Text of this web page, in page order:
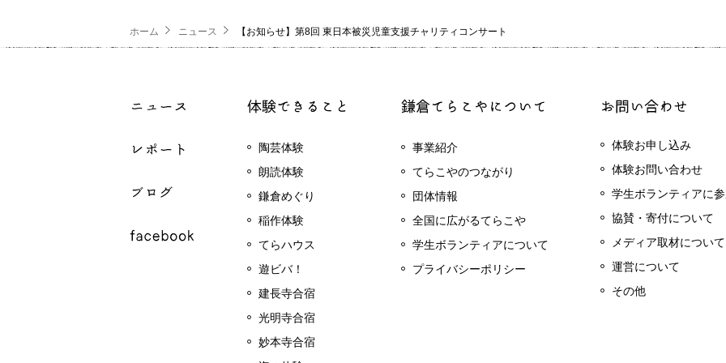
ホーム ニュース 【お知らせ】第8回 東日本被災児童支援チャリティコンサート
陶芸体験
朗読体験
鎌倉めぐり
稲作体験
てらハウス
遊ビバ！
建長寺合宿
光明寺合宿
妙本寺合宿
事業紹介
てらこやのつながり
団体情報
全国に広がるてらこや
学生ボランティアについて
プライバシーポリシー
体験お申し込み
体験お問い合わせ
学生ボランティアに
協賛・寄付について
メディア取材について
運営について
その他